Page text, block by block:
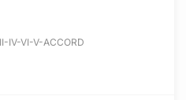
IV-VI-V-ACCORD